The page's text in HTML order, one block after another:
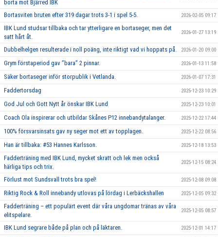
borta mot Bjärred IBK
Bortasviten bruten efter 319 dagar trots 3-1 i spel 5-5. 2026-02-05 09:17
IBK Lund studsar tillbaka och tar ytterligare en bortaseger, men det
satt hårt åt.
2026-01-27 13:19
Dubbelhelgen resulterade i noll poäng, inte riktigt vad vi hoppats på. 2026-01-20 09:00
Grym förstaperiod gav ’’bara’’ 2 pinnar. 2026-01-13 11:58
Säker bortaseger inför storpublik i Vetlanda. 2026-01-07 17:31
Faddertorsdag 2025-12-23 10:29
God Jul och Gott Nytt år önskar IBK Lund 2025-12-23 10:01
Coach Ola inspirerar och utbildar Skånes P12 innebandytalanger. 2025-12-22 17:44
100% försvarsinsats gav ny seger mot ett av topplagen. 2025-12-22 08:56
Han är tillbaka: #53 Hannes Karlsson. 2025-12-18 13:53
Fadderträning med IBK Lund, mycket skratt och lek men också
härliga tips och trix.
2025-12-15 08:24
Förlust mot Sundsvall trots bra spel! 2025-12-08 09:08
Riktig Rock & Roll innebandy utlovas på lördag i Lerbäckshallen 2025-12-05 09:32
Fadderträning – ett populärt event där våra ungdomar tränas av våra
elitspelare.
2025-12-05 08:57
IBK Lund segrare både på plan och på läktaren. 2025-12-01 14:17